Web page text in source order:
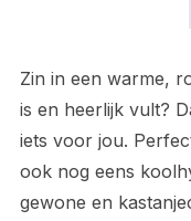
Zin in een warme,
is en heerlijk vult?
iets voor jou.
ook nog eens
gewone en